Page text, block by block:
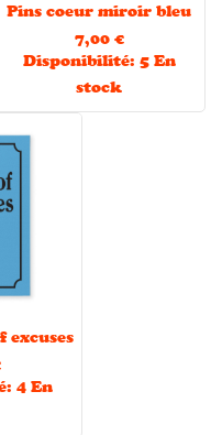
Pins coeur miroir bleu
7,00 €
Disponibilité: 5 En
stock
excuses
4 En